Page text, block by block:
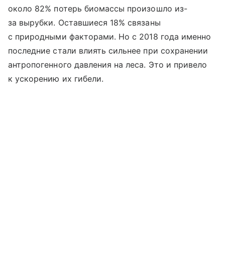
около 82% потерь биомассы произошло из-
за вырубки. Оставшиеся 18% связаны
с природными факторами. Но с 2018 года именно
последние стали влиять сильнее при сохранении
антропогенного давления на леса. Это и привело
к ускорению их гибели.